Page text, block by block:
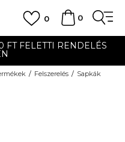
0
0
UTÁNVÉTES ÉS
Felszerelés
Sapkák